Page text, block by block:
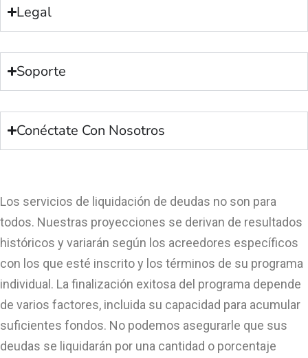
Legal
Soporte
Conéctate Con Nosotros
Los servicios de liquidación de deudas no son para
todos. Nuestras proyecciones se derivan de resultados
históricos y variarán según los acreedores específicos
con los que esté inscrito y los términos de su programa
individual. La finalización exitosa del programa depende
de varios factores, incluida su capacidad para acumular
suficientes fondos. No podemos asegurarle que sus
deudas se liquidarán por una cantidad o porcentaje